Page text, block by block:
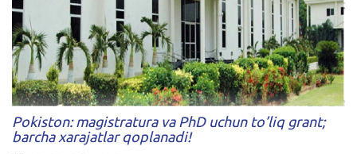
Pokiston: magistratura va PhD uchun to’liq grant;
barcha xarajatlar qoplanadi!